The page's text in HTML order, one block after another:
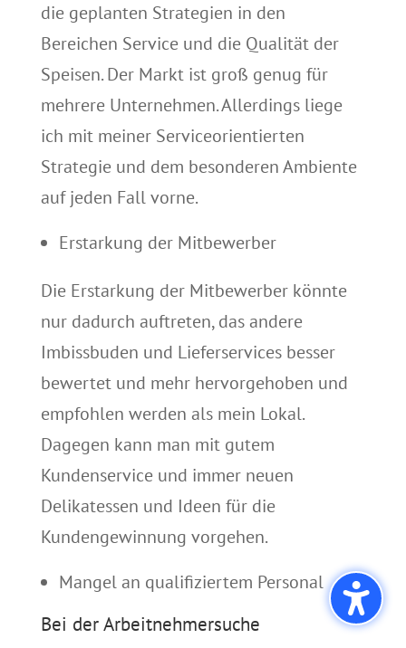
die geplanten Strategien in den
Bereichen Service und die Qualität der
Speisen. Der Markt ist groß genug für
mehrere Unternehmen. Allerdings liege
ich mit meiner Serviceorientierten
Strategie und dem besonderen Ambiente
auf jeden Fall vorne.
Erstarkung der Mitbewerber
Die Erstarkung der Mitbewerber könnte
nur dadurch auftreten, das andere
Imbissbuden und Lieferservices besser
bewertet und mehr hervorgehoben und
empfohlen werden als mein Lokal.
Dagegen kann man mit gutem
Kundenservice und immer neuen
Delikatessen und Ideen für die
Kundengewinnung vorgehen.
Mangel an qualifiziertem Personal
Bei der Arbeitnehmersuche